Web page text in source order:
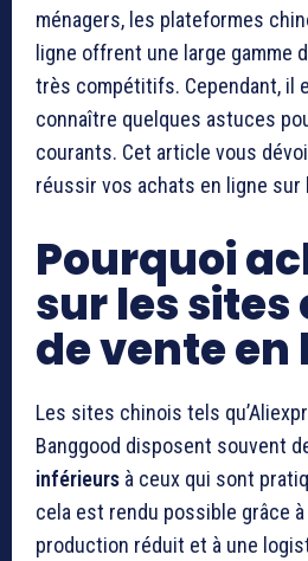
ménagers, les plateformes
ligne offrent une large gamme
très compétitifs. Cependant, il
connaître quelques astuces
courants. Cet article vous
réussir vos achats en ligne
Pourquoi
sur les sites
de vente en
Les sites chinois tels
Banggood disposent souvent
inférieurs à ceux qui sont
cela est rendu possible grâce
production réduit et à une